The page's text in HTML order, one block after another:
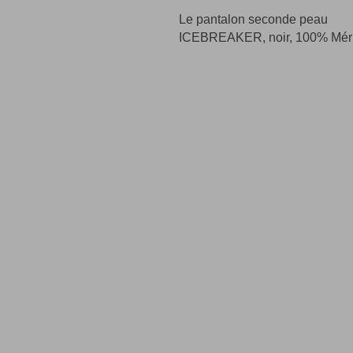
Le pantalon seconde peau
ICEBREAKER, noir, 100%